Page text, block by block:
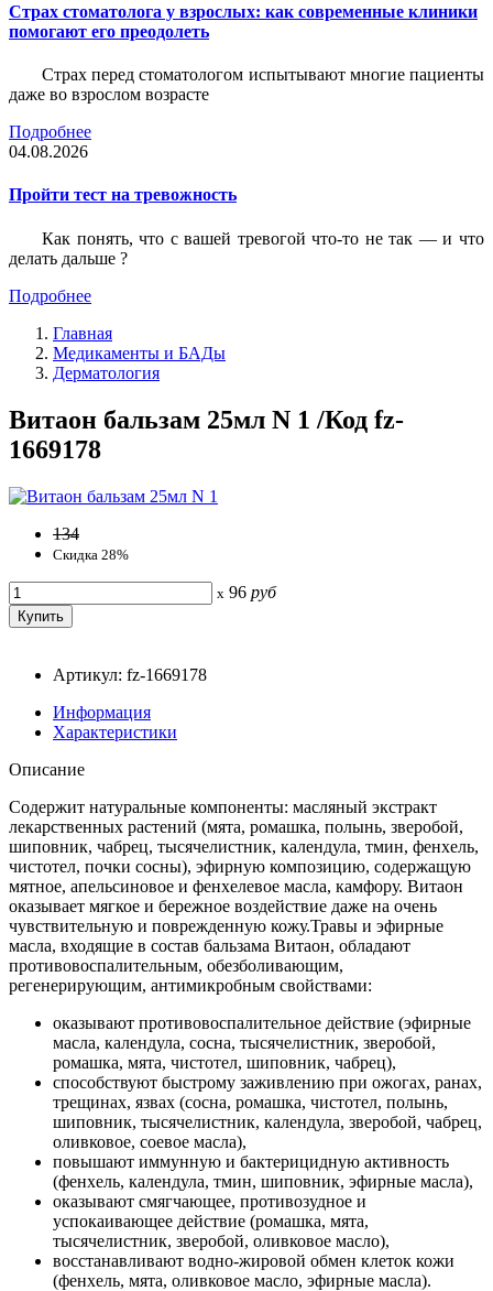
Страх стоматолога у взрослых: как современные клиники
помогают его преодолеть
Страх перед стоматологом испытывают многие пациенты
даже во взрослом возрасте
Подробнее
04.08.2026
Пройти тест на тревожность
Как понять, что с вашей тревогой что-то не так — и что
делать дальше ?
Подробнее
Главная
Медикаменты и БАДы
Дерматология
Витаон бальзам 25мл N 1 /Код fz-
1669178
134
Скидка 28%
x 96 руб
Артикул: fz-1669178
Информация
Характеристики
Описание
Содержит натуральные компоненты: масляный экстракт
лекарственных растений (мята, ромашка, полынь, зверобой,
шиповник, чабрец, тысячелистник, календула, тмин, фенхель,
чистотел, почки сосны), эфирную композицию, содержащую
мятное, апельсиновое и фенхелевое масла, камфору. Витаон
оказывает мягкое и бережное воздействие даже на очень
чувствительную и поврежденную кожу.Травы и эфирные
масла, входящие в состав бальзама Витаон, обладают
противовоспалительным, обезболивающим,
регенерирующим, антимикробным свойствами:
оказывают противовоспалительное действие (эфирные
масла, календула, сосна, тысячелистник, зверобой,
ромашка, мята, чистотел, шиповник, чабрец),
способствуют быстрому заживлению при ожогах, ранах,
трещинах, язвах (сосна, ромашка, чистотел, полынь,
шиповник, тысячелистник, календула, зверобой, чабрец,
оливковое, соевое масла),
повышают иммунную и бактерицидную активность
(фенхель, календула, тмин, шиповник, эфирные масла),
оказывают смягчающее, противозудное и
успокаивающее действие (ромашка, мята,
тысячелистник, зверобой, оливковое масло),
восстанавливают водно-жировой обмен клеток кожи
(фенхель, мята, оливковое масло, эфирные масла).